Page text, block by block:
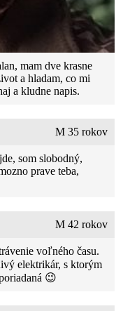
mam dve krasne
a hladam, co mi
a kludne napis.
M 35 rokov
som slobodný,
prave teba,
M 42 rokov
voľného času.
elektrikár, s ktorým
😉